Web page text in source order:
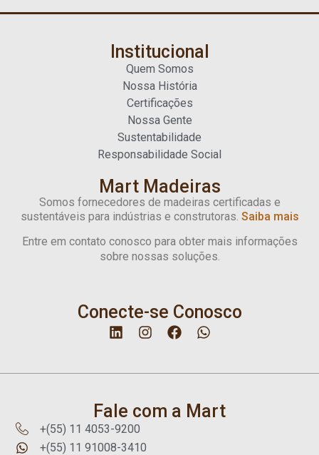
Institucional
Quem Somos
Nossa História
Certificações
Nossa Gente
Sustentabilidade
Responsabilidade Social
Mart Madeiras
Somos fornecedores de madeiras certificadas e
sustentáveis para indústrias e construtoras. Saiba mais
Entre em contato conosco para obter mais informações
sobre nossas soluções.
Conecte-se Conosco
Fale com a Mart
+(55) 11 4053-9200
+(55) 11 91008-3410